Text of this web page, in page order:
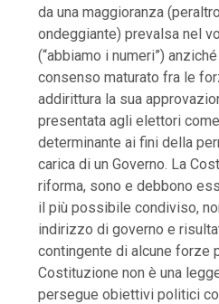
da una maggioranza
ondeggiante) prevalsa nel
(“abbiamo i numeri”)
consenso maturato fra le
addirittura la sua
presentata agli elettori
determinante ai fini della
carica di un Governo. La
riforma, sono e debbono
il più possibile condiviso,
indirizzo di governo e
contingente di alcune forze
Costituzione non è una
persegue obiettivi politici